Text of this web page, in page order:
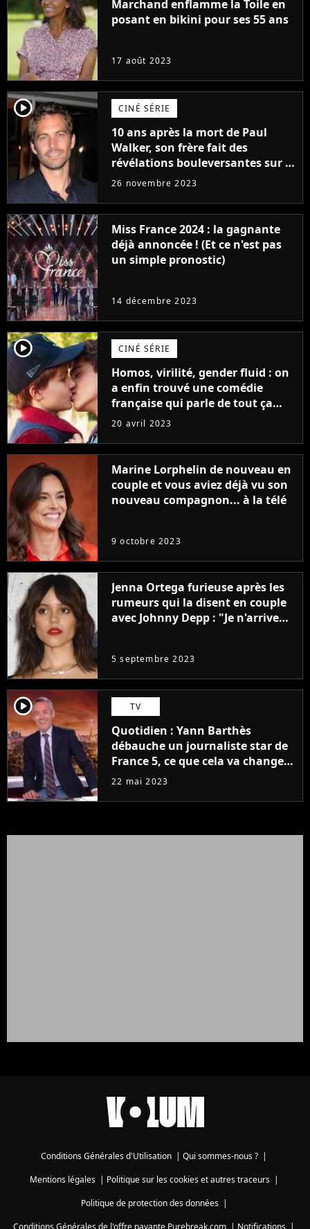
Marchand enflamme la Toile en
posant en bikini pour ses 55 ans
17 août 2023
player2 CINÉ SÉRIE
10 ans après la mort de Paul
Walker, son frère fait des
révélations bouleversantes sur la
réaction des acteurs de Fast and
26 novembre 2023
Miss France 2024 : la gagnante
déjà annoncée ! (Et ce n'est pas
un simple pronostic)
14 décembre 2023
player2 CINÉ SÉRIE
Homos, virilité, gender fluid : on
a enfin trouvé une comédie
française qui parle de tout ça
sans être super ringarde
20 avril 2023
Marine Lorphelin de nouveau en
couple et vous aviez déjà vu son
nouveau compagnon... à la télé
9 octobre 2023
Jenna Ortega furieuse après les
rumeurs qui la disent en couple
avec Johnny Depp : "Je n'arrive
5 septembre 2023
player2 TV
Quotidien : Yann Barthès
débauche un journaliste star de
France 5, ce que cela va changer
à la rentrée
22 mai 2023
Conditions Générales d'Utilisation Qui sommes-nous ?
Mentions légales| Politique sur les cookies et autres traceurs|
Politique de protection des données|